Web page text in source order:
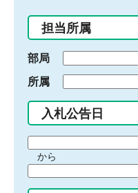
入
力
担当所属
部局
所属
入札公告日
間
始
から
間